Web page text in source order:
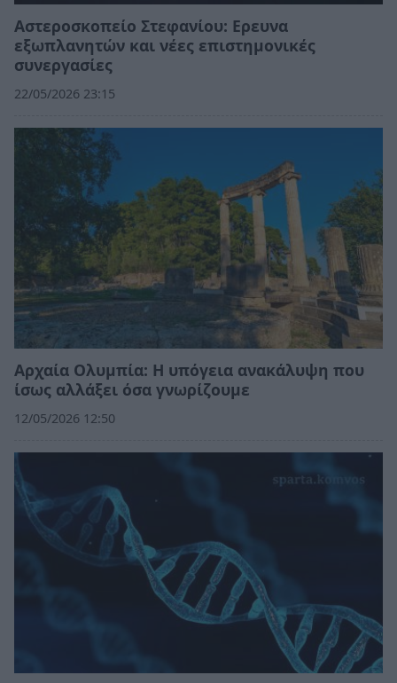
Αστεροσκοπείο Στεφανίου: Ερευνα
εξωπλανητών και νέες επιστημονικές
συνεργασίες
22/05/2026 23:15
Αρχαία Ολυμπία: Η υπόγεια ανακάλυψη που
ίσως αλλάξει όσα γνωρίζουμε
12/05/2026 12:50